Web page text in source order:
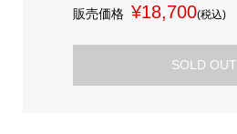
販売価格 ¥18,700(税込)
SOLD OUT